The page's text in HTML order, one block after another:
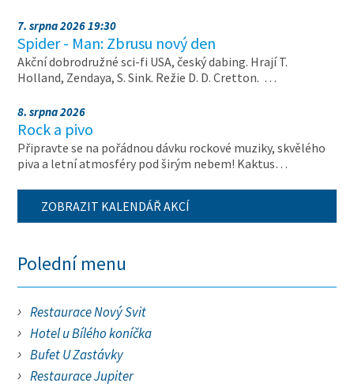
7. srpna 2026 19:30
Spider - Man: Zbrusu nový den
Akční dobrodružné sci-fi USA, český dabing. Hrají T.
Holland, Zendaya, S. Sink. Režie D. D. Cretton. …
8. srpna 2026
Rock a pivo
Připravte se na pořádnou dávku rockové muziky, skvělého
piva a letní atmosféry pod širým nebem! Kaktus…
ZOBRAZIT KALENDÁŘ AKCÍ
Polední menu
Restaurace Nový Svit
Hotel u Bílého koníčka
Bufet U Zastávky
Restaurace Jupiter